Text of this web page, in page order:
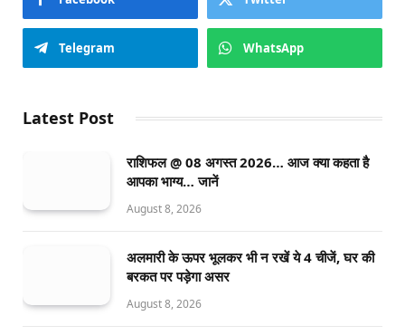
Telegram WhatsApp
Latest Post
राशिफल @ 08 अगस्त 2026… आज क्या कहता है
आपका भाग्य… जानें
August 8, 2026
अलमारी के ऊपर भूलकर भी न रखें ये 4 चीजें, घर की
बरकत पर पड़ेगा असर
August 8, 2026